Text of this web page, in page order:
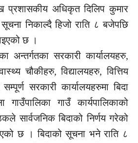
प्रशासकीय अधिकृत दिलिप कुमार
निकाल्दै हिजो राति ८ बजेपछि
छ ।
अन्तर्गतका सरकारी कार्यालयहरु,
चौकीहरु, विद्यालयहरु, वित्तिय
सरकारी कार्यालयहरुमा बिदा
गाउँपालिका गाउँ कार्यपालिकाको
सार्वजनिक बिदाको निर्णय गरेको
छ । बिदाको सूचना भने राति ८